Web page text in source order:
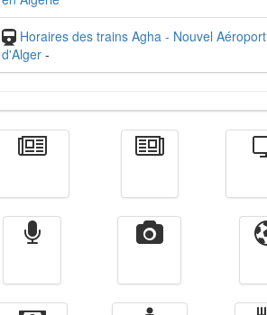
Horaires des trains Agha - Nouvel Aéroport
d'Alger -